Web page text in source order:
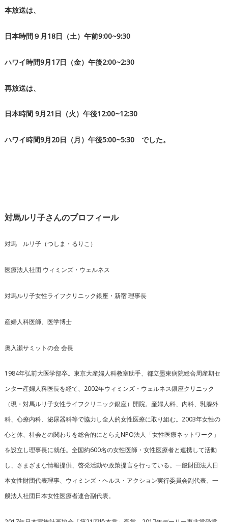
プ
ー
本放送は、
日本時間９月18日（土）午前9:00~9:30
ハワイ時間9月17日（金）午後2:00~2:30
再放送は、
日本時間 9月21日（火）午後12:00~12:30
ハワイ時間9月20日（月）午後5:00~5:30 でした。
対馬ルリ子さんのプロフィール
対馬 ルリ子（つしま・るりこ）
医療法人社団 ウィミンズ・ウェルネス
対馬ルリ子女性ライフクリニック銀座・新宿 理事長
産婦人科医師、医学博士
奥入瀬サミットの会 会長
1984年弘前大医学部卒。東京大産婦人科教室助手、都立墨東病院総合周産期セ
ンター産婦人科医長を経て、2002年ウィミンズ・ウェルネス銀座クリニック
（現・対馬ルリ子女性ライフクリニック銀座）開院。産婦人科、内科、乳腺外
科、心療内科、泌尿器科等で協力し全人的女性医療に取り組む。2003年女性の
心と体、社会との関わりを総合的にとらえNPO法人「女性医療ネットワーク」
を設立し理事長に就任。全国約600名の女性医師・女性医療者と連携して活動
し、さまざまな情報提供、啓発活動や政策提言を行っている。一般財団法人日
本女性財団代表理事、ウィミンズ・ヘルス・アクション実行委員会副代表、一
般法人社団日本女性医療者連合副代表。